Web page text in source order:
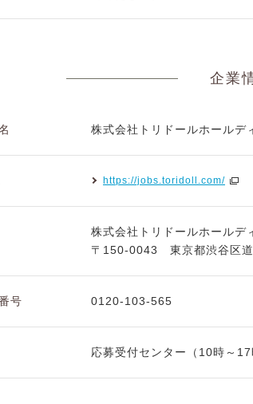
企業
株式会社トリドールホールデ
https://jobs.toridoll.com/
株式会社トリドールホールデ
〒150-0043 東京都渋谷区
号 0120-103-565
応募受付センター（10時～17